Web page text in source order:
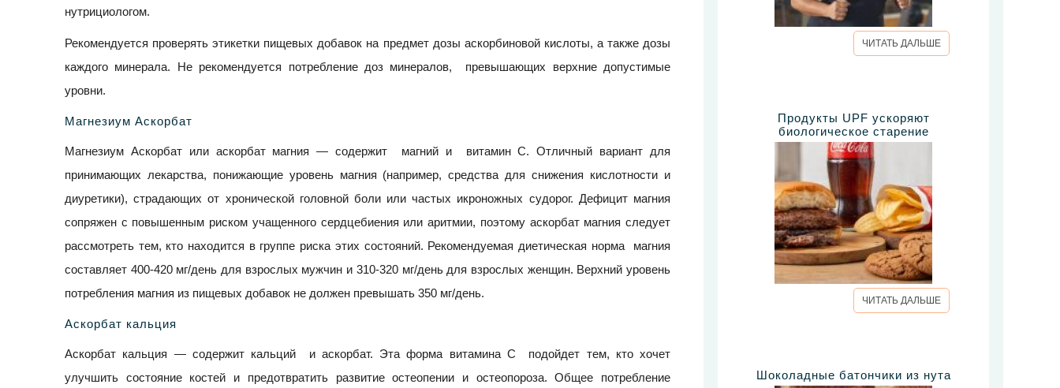
нутрициологом.
Рекомендуется проверять этикетки пищевых добавок на предмет дозы аскорбиновой кислоты, а также дозы
каждого минерала. Не рекомендуется потребление доз минералов, превышающих верхние допустимые
уровни.
Магнезиум Аскорбат
Магнезиум Аскорбат или аскорбат магния — содержит магний и витамин С. Отличный вариант для
принимающих лекарства, понижающие уровень магния (например, средства для снижения кислотности и
диуретики), страдающих от хронической головной боли или частых икроножных судорог. Дефицит магния
сопряжен с повышенным риском учащенного сердцебиения или аритмии, поэтому аскорбат магния следует
рассмотреть тем, кто находится в группе риска этих состояний. Рекомендуемая диетическая норма магния
составляет 400-420 мг/день для взрослых мужчин и 310-320 мг/день для взрослых женщин. Верхний уровень
потребления магния из пищевых добавок не должен превышать 350 мг/день.
Аскорбат кальция
Аскорбат кальция — содержит кальций и аскорбат. Эта форма витамина С подойдет тем, кто хочет
улучшить состояние костей и предотвратить развитие остеопении и остеопороза. Общее потребление
ЧИТАТЬ ДАЛЬШЕ
Продукты UPF ускоряют
биологическое старение
ЧИТАТЬ ДАЛЬШЕ
Шоколадные батончики из нута